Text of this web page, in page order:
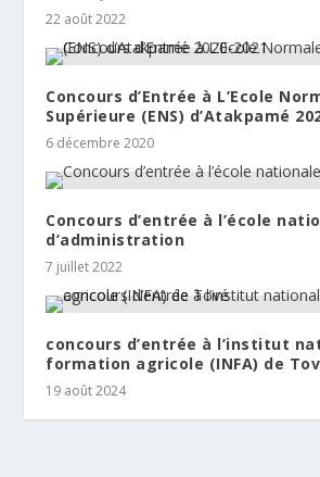
22 août 2022
Concours d’Entrée à L’Ecole
Supérieure (ENS) d’Atakpamé
6 décembre 2020
Concours d’entrée à l’école
d’administration
7 juillet 2022
concours d’entrée à l’institut
formation agricole (INFA) de
19 août 2024